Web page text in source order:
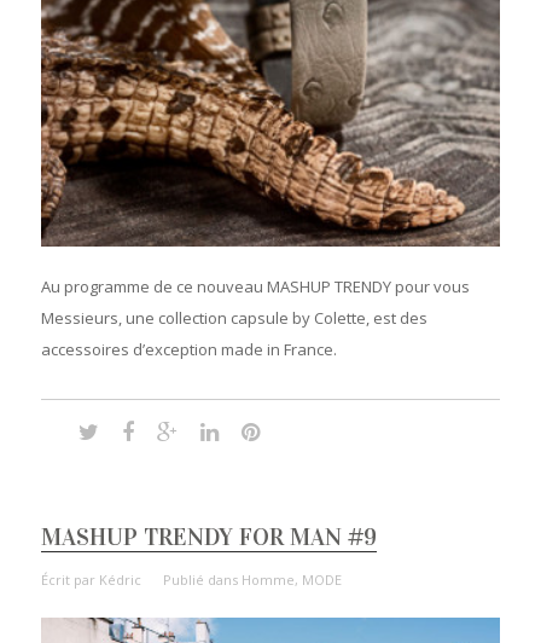
Au programme de ce nouveau MASHUP TRENDY pour vous
Messieurs, une collection capsule by Colette, est des
accessoires d’exception made in France.
MASHUP TRENDY FOR MAN #9
Écrit par Kédric Publié dans Homme, MODE